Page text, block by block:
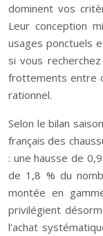
dominent vos
Leur conception
usages ponctuels
si vous
frottements entre
rationnel.
Selon le bilan
français des
: une hausse de
de 1,8 % du
montée en
privilégient
l’achat